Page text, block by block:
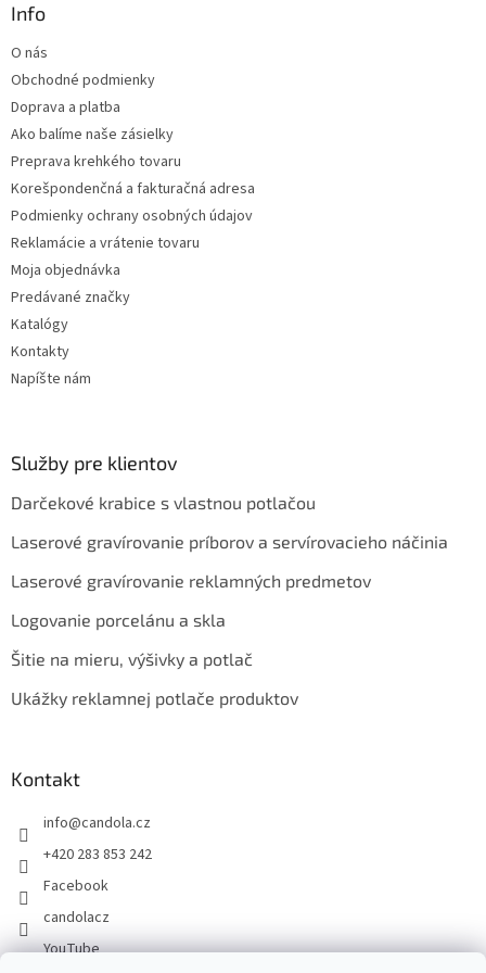
Info
O nás
Obchodné podmienky
Doprava a platba
Ako balíme naše zásielky
Preprava krehkého tovaru
Korešpondenčná a fakturačná adresa
Podmienky ochrany osobných údajov
Reklamácie a vrátenie tovaru
Moja objednávka
Predávané značky
Katalógy
Kontakty
Napíšte nám
Služby pre klientov
Darčekové krabice s vlastnou potlačou
Laserové gravírovanie príborov a servírovacieho náčinia
Laserové gravírovanie reklamných predmetov
Logovanie porcelánu a skla
Šitie na mieru, výšivky a potlač
Ukážky reklamnej potlače produktov
Kontakt
info@candola.cz
+420 283 853 242
Facebook
candolacz
YouTube